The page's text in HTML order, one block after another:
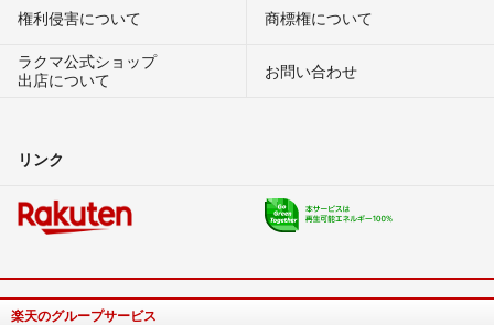
権利侵害について
商標権について
ラクマ公式ショップ
出店について
お問い合わせ
リンク
楽天のグループサービス